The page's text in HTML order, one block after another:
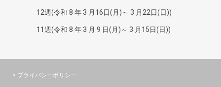
12週(令和 8 年 3 月16日(月)～ 3 月22日(日))
11週(令和 8 年 3 月 9 日(月)～ 3 月15日(日))
> プライバシーポリシー